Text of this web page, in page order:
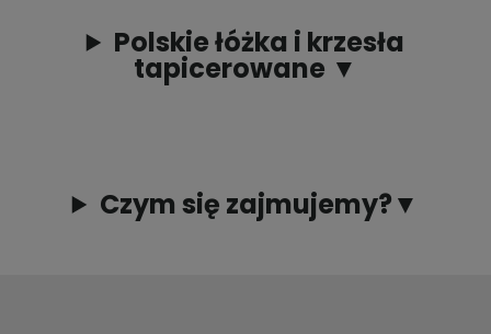
Polskie łóżka i krzesła
tapicerowane ▼
Czym się zajmujemy?▼